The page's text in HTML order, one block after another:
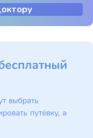
выбрать
путёвку, а